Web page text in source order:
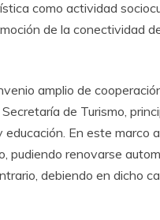
como actividad
de la conectividad
amplio de
de Turismo,
educación. En este marco
pudiendo renovarse
debiendo en dicho